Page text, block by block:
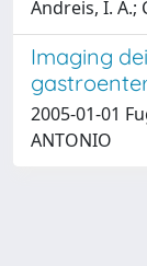
Andreis, I. A.;
Imaging
2005-01-01
ANTONIO